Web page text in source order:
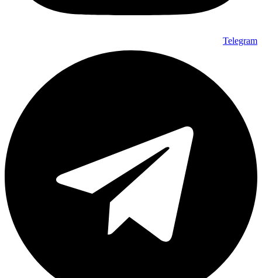
Telegram